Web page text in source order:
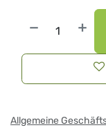
Allgemeine